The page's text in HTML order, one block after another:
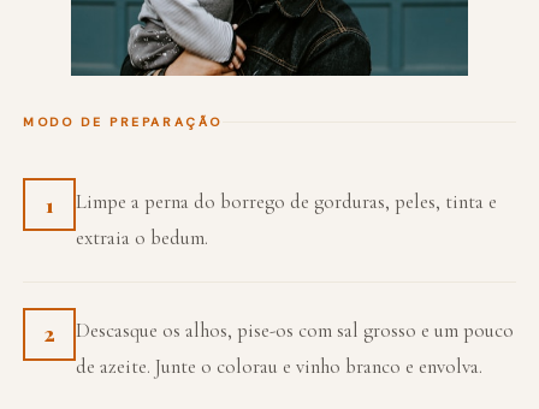
MODO DE PREPARAÇÃO
1
Limpe a perna do borrego de gorduras, peles, tinta e
extraia o bedum.
2
Descasque os alhos, pise-os com sal grosso e um pouco
de azeite. Junte o colorau e vinho branco e envolva.